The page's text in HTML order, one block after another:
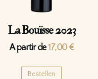
La Bouïsse 2023
A partir de17,00 €
Bestellen